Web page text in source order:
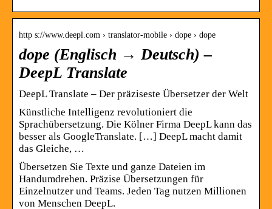
http s://www.deepl.com › translator-mobile › dope › dope
dope (Englisch → Deutsch) –
DeepL Translate
DeepL Translate – Der präziseste Übersetzer der Welt
Künstliche Intelligenz revolutioniert die
Sprachübersetzung. Die Kölner Firma DeepL kann das
besser als GoogleTranslate. […] DeepL macht damit
das Gleiche, …
Übersetzen Sie Texte und ganze Dateien im
Handumdrehen. Präzise Übersetzungen für
Einzelnutzer und Teams. Jeden Tag nutzen Millionen
von Menschen DeepL.